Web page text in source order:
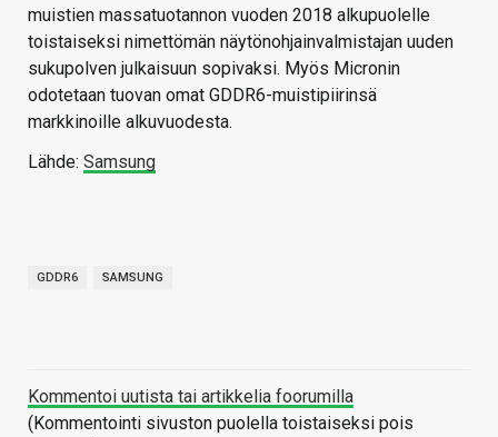
muistien massatuotannon vuoden 2018 alkupuolelle
toistaiseksi nimettömän näytönohjainvalmistajan uuden
sukupolven julkaisuun sopivaksi. Myös Micronin
odotetaan tuovan omat GDDR6-muistipiirinsä
markkinoille alkuvuodesta.
Lähde: Samsung
GDDR6 SAMSUNG
Kommentoi uutista tai artikkelia foorumilla
(Kommentointi sivuston puolella toistaiseksi pois